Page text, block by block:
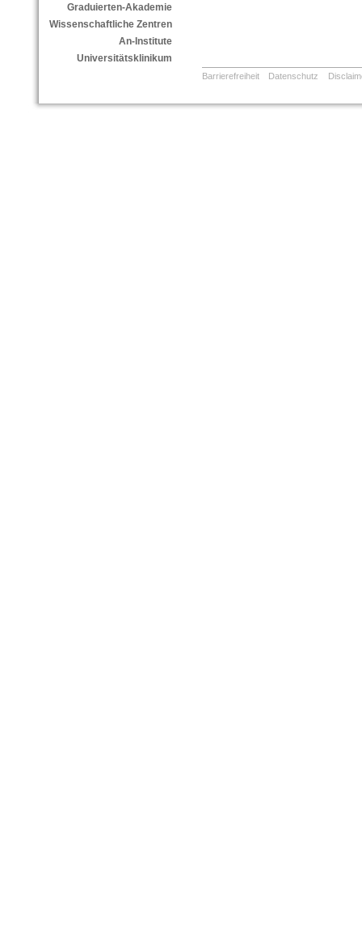
Graduierten-Akademie
Wissenschaftliche Zentren
An-Institute
Universitätsklinikum
Barrierefreiheit Datenschutz